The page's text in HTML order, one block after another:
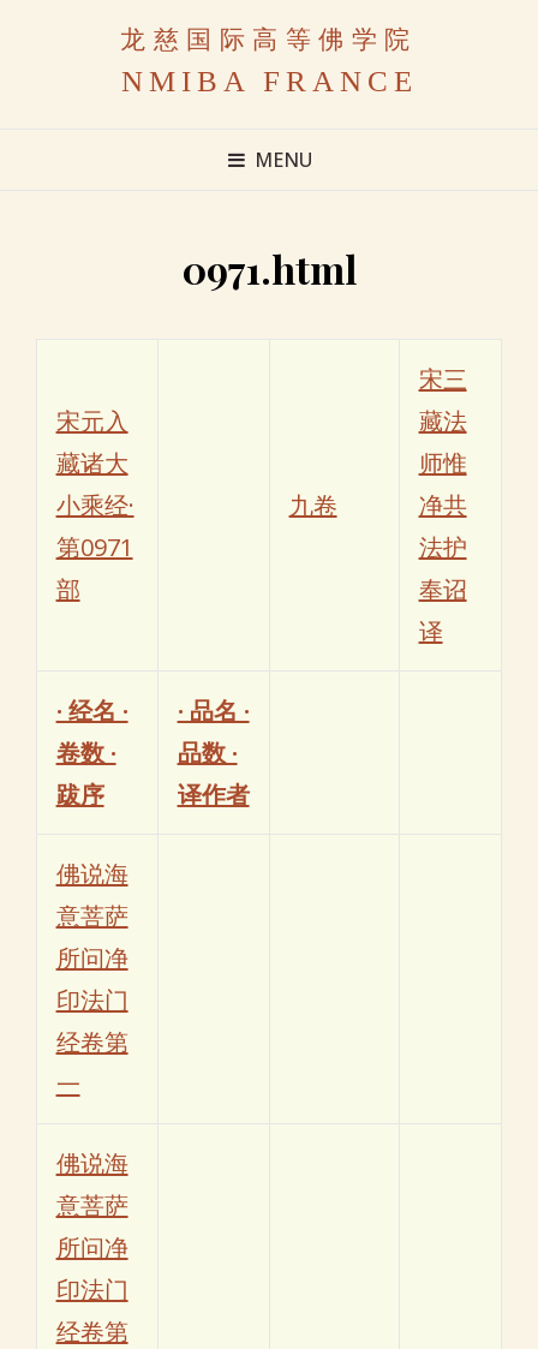
龙慈国际高等佛学院
NMIBA FRANCE
MENU
0971.html
宋元入
藏诸大
小乘经·
第0971
部
九卷
宋三
藏法
师惟
净共
法护
奉诏
译
· 经名 ·
卷数 ·
跋序
· 品名 ·
品数 ·
译作者
佛说海
意菩萨
所问净
印法门
经卷第
一
佛说海
意菩萨
所问净
印法门
经卷第